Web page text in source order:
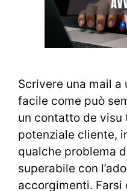
Scrivere una mail a
facile come può
un contatto de visu
potenziale cliente,
qualche problema
superabile con
accorgimenti.